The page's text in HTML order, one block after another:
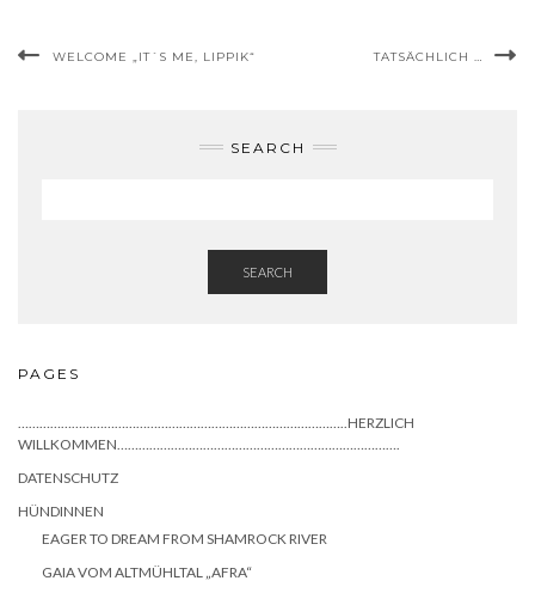
WELCOME „IT´S ME, LIPPIK“ TATSÄCHLICH …
SEARCH
SEARCH
PAGES
………………………………………………………………………………..HERZLICH
WILLKOMMEN…………………………………………………………………….
DATENSCHUTZ
HÜNDINNEN
EAGER TO DREAM FROM SHAMROCK RIVER
GAIA VOM ALTMÜHLTAL „AFRA“